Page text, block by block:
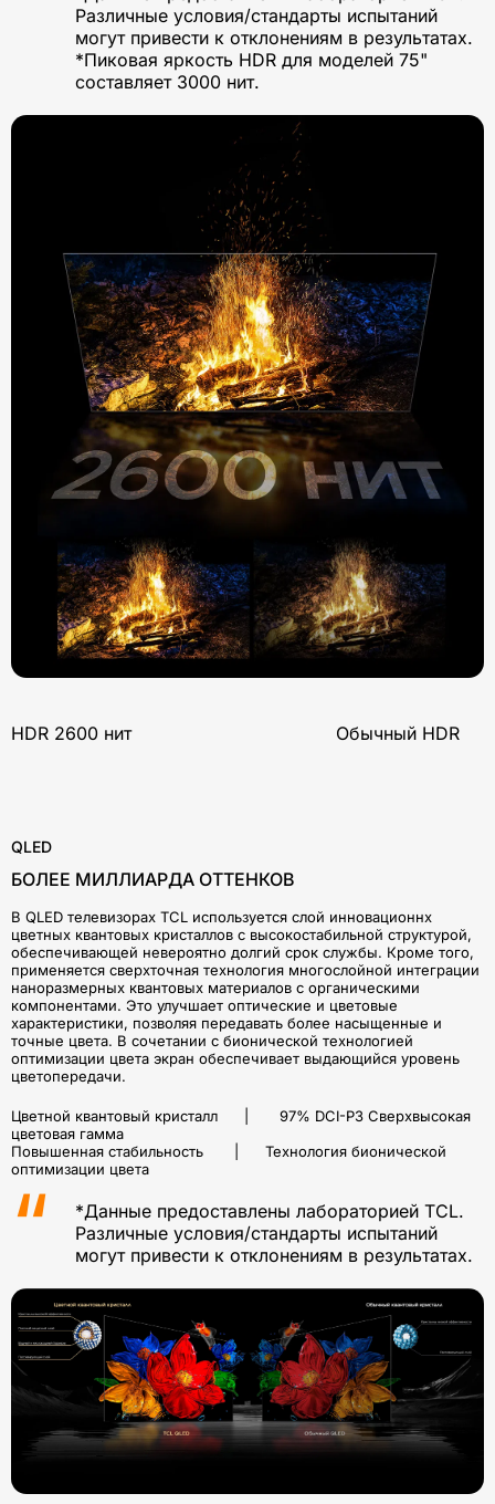
Различные условия/стандарты испытаний
могут привести к отклонениям в результатах.
*Пиковая яркость HDR для моделей 75"
составляет 3000 нит.
HDR 2600 нит Обычный HDR
QLED
БОЛЕЕ МИЛЛИАРДА ОТТЕНКОВ
В QLED телевизорах TCL используется слой инновационнх
цветных квантовых кристаллов с высокостабильной структурой,
обеспечивающей невероятно долгий срок службы. Кроме того,
применяется сверхточная технология многослойной интеграции
наноразмерных квантовых материалов с органическими
компонентами. Это улучшает оптические и цветовые
характеристики, позволяя передавать более насыщенные и
точные цвета. В сочетании с бионической технологией
оптимизации цвета экран обеспечивает выдающийся уровень
цветопередачи.
Цветной квантовый кристалл | 97% DCI-P3 Сверхвысокая
цветовая гамма
Повышенная стабильность | Технология бионической
оптимизации цвета
*Данные предоставлены лабораторией TCL.
Различные условия/стандарты испытаний
могут привести к отклонениям в результатах.